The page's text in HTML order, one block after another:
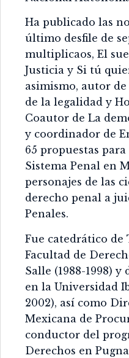
Ha publicado las
último desfile de
multiplicaos, El
Justicia y Si tú
asimismo, autor
de la legalidad y
Coautor de La
y coordinador de
65 propuestas
Sistema Penal en
personajes de las
derecho penal a
Penales.
Fue catedrático de
Facultad de
Salle (1988-1998)
en la Universidad
2002), así como
Mexicana de
conductor del
Derechos en